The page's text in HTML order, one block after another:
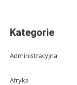
Kategorie
Administracyjna
Afryka